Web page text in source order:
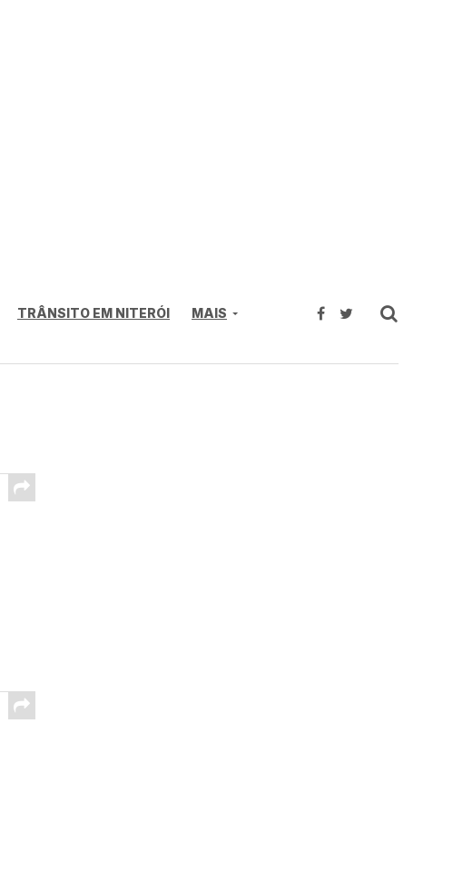
TRÂNSITO EM NITERÓI MAIS